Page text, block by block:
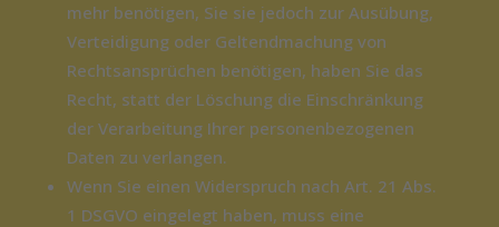
mehr benötigen, Sie sie jedoch zur Ausübung,
Verteidigung oder Geltendmachung von
Rechtsansprüchen benötigen, haben Sie das
Recht, statt der Löschung die Einschränkung
der Verarbeitung Ihrer personenbezogenen
Daten zu verlangen.
Wenn Sie einen Widerspruch nach Art. 21 Abs.
1 DSGVO eingelegt haben, muss eine